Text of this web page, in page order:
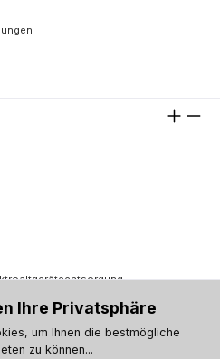
Ihre Privatsphäre
um Ihnen die bestmögliche
zu können...